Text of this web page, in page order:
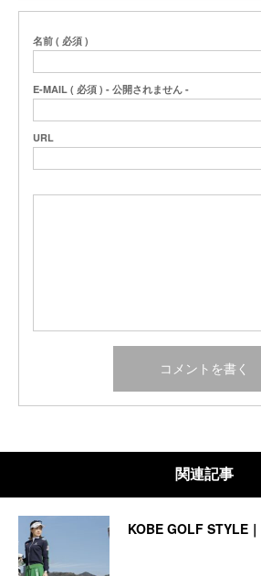
名前 ( 必須 )
E-MAIL ( 必須 ) - 公開されません -
URL
関連記事
KOBE GOLF STYLE